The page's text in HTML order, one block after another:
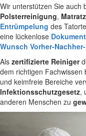
Wir unterstützen Sie auch
Polsterreinigung,
Entrümpelung des
eine lückenlose
Wunsch Vorher-
Als zertifizierte Reiniger
dem richtigen Fachwissen
und keimfreie Bereiche
Infektionsschutzgesetz,
anderen Menschen zu